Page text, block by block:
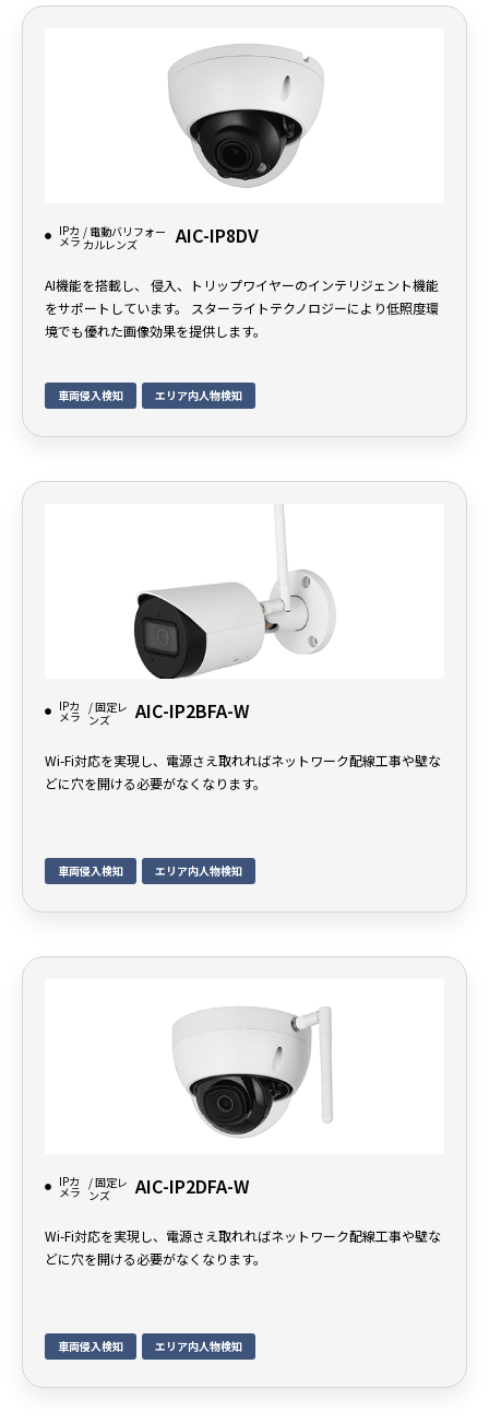
IPカ
メラ
/ 電動バリフォー
カルレンズ
AIC-IP8DV
AI機能を搭載し、 侵入、トリップワイヤーのインテリジェント機能
をサポートしています。 スターライトテクノロジーにより低照度環
境でも優れた画像効果を提供します。
車両侵入検知 エリア内人物検知
IPカ
メラ
/ 固定レ
ンズ
AIC-IP2BFA-W
Wi-Fi対応を実現し、電源さえ取れればネットワーク配線工事や壁な
どに穴を開ける必要がなくなります。
車両侵入検知 エリア内人物検知
IPカ
メラ
/ 固定レ
ンズ
AIC-IP2DFA-W
Wi-Fi対応を実現し、電源さえ取れればネットワーク配線工事や壁な
どに穴を開ける必要がなくなります。
車両侵入検知 エリア内人物検知